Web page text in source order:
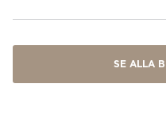
SE ALLA